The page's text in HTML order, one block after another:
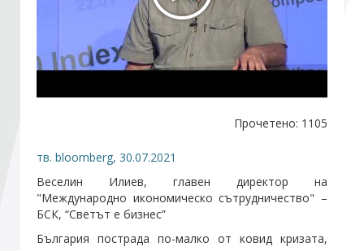
Прочетено: 1105
тв. bloomberg, 30.07.2021
Веселин Илиев, главен директор на
"Международно икономическо сътрудничество" –
БСК, “Светът е бизнес”
България пострада по-малко от ковид кризата,